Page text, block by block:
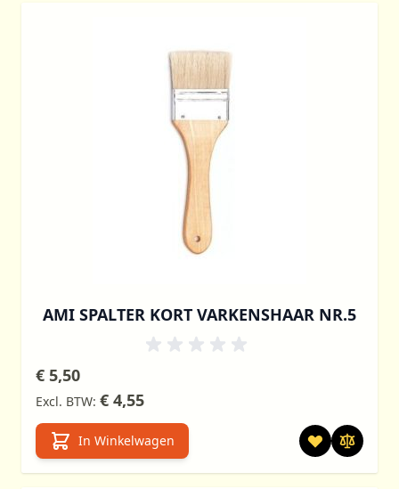
AMI SPALTER KORT VARKENSHAAR NR.5
€ 5,50
€ 4,55
In Winkelwagen